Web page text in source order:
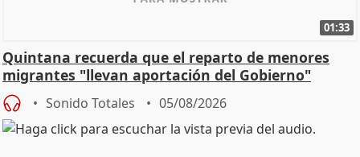
01:33
Quintana recuerda que el reparto de menores
migrantes "llevan aportación del Gobierno"
central
Sonido Totales 05/08/2026